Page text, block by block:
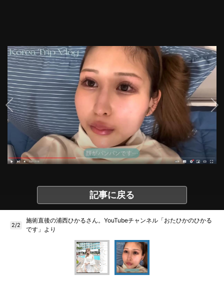
記事に戻る
2/2
施術直後の浦西ひかるさん。YouTubeチャンネル「おたひかのひかる
です」より